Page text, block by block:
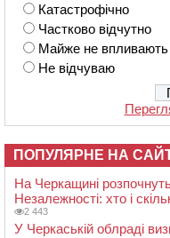
Катастрофічно
Частково відчутно
Майже не впливають
Не відчуваю
ПОПУЛЯРНЕ НА
На Черкащині
Незалежності: хто і
2 443
У Черкаській облраді